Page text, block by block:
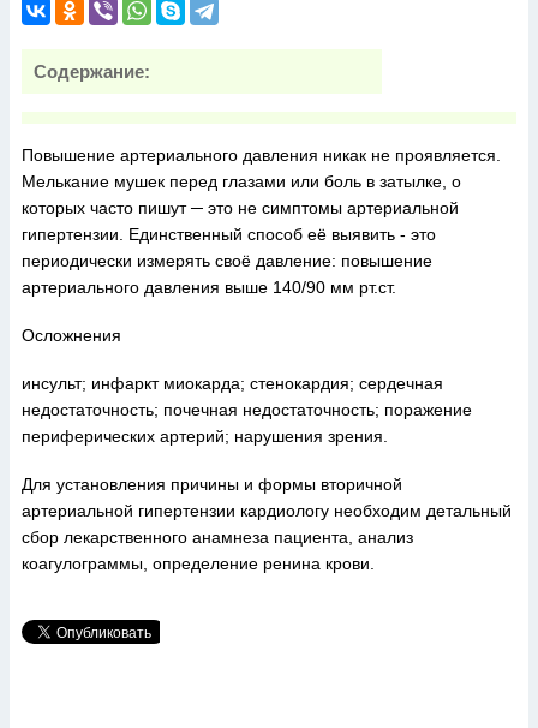
Содержание:
Повышение артериального давления никак не проявляется.
Мелькание мушек перед глазами или боль в затылке, о
которых часто пишут ─ это не симптомы артериальной
гипертензии. Единственный способ её выявить - это
периодически измерять своё давление: повышение
артериального давления выше 140/90 мм рт.ст.
Осложнения
инсульт; инфаркт миокарда; стенокардия; сердечная
недостаточность; почечная недостаточность; поражение
периферических артерий; нарушения зрения.
Для установления причины и формы вторичной
артериальной гипертензии кардиологу необходим детальный
сбор лекарственного анамнеза пациента, анализ
коагулограммы, определение ренина крови.